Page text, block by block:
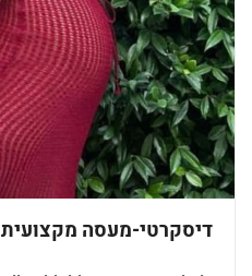
דיסקרטי-מעסה מקצועית